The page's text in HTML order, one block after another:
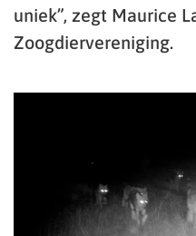
uniek”, zegt Maurice
Zoogdiervereniging.